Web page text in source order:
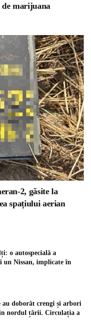
de marijuana
2, găsite la
spațiului aerian
o autospecială a
un Nissan, implicate în
doborât crengi și arbori
nordul țării. Circulația a